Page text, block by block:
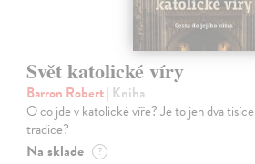
Svět katolické víry
Barron Robert| Kniha
O co jde v katolické víře? Je to jen dva
tradice?
Na sklade ?